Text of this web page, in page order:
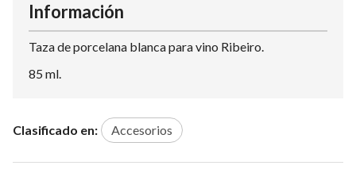
Información
Taza de porcelana blanca para vino Ribeiro.
85 ml.
Clasificado en: Accesorios